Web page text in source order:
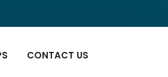
CONTACT US